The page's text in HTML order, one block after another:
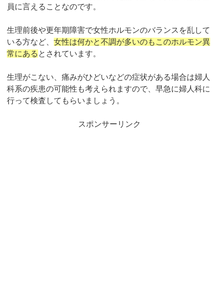
員に言えることなのです。
生理前後や更年期障害で女性ホルモンのバランスを乱して
いる方など、女性は何かと不調が多いのもこのホルモン異
常にある とされています。
生理がこない、痛みがひどいなどの症状がある場合は婦人
科系の疾患の可能性も考えられますので、早急に婦人科に
行って検査してもらいましょう。
スポンサーリンク